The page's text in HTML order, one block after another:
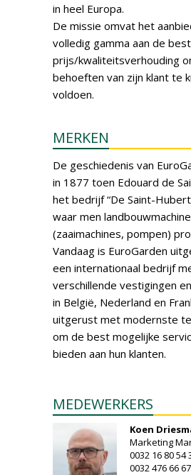
in heel Europa.
De missie omvat het
volledig gamma aan de
prijs/kwaliteitsverhouding
behoeften van zijn klant te
voldoen.
MERKEN
De geschiedenis van
in 1877 toen Edouard de
het bedrijf “De Saint-
waar men
(zaaimachines, pompen)
Vandaag is EuroGarden
een internationaal bedrijf
verschillende vestigingen
in België, Nederland en
uitgerust met modernste
om de best mogelijke
bieden aan hun klanten.
MEDEWERKERS
Koen
Marketing
0032 16 80 54
0032 476 66